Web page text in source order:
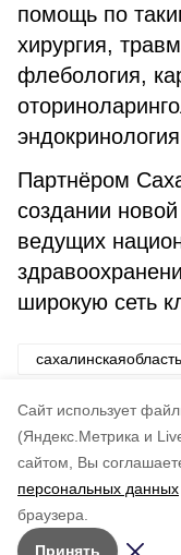
Cайт использует
(Яндекс.Метрика и
сайтом, Вы
персональных данных
браузера.
Принять
помощь по
хирургия,
флебология,
Партнёром
создании
ведущих
широкую сеть
сахалинскаяобласть
по
5